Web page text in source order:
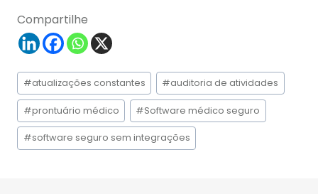
Compartilhe
Tags
do
Post:
#atualizações constantes #auditoria de atividades
#prontuário médico #Software médico seguro
#software seguro sem integrações